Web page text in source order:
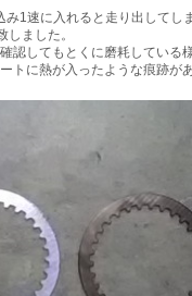
み1速に入れると走り出してし
しました。
認してもとくに磨耗している
トに熱が入ったような痕跡が